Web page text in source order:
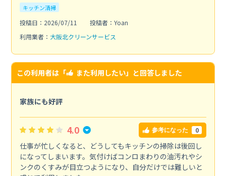
キッチン清掃
投稿日：2026/07/11
投稿者：Yoan
利用業者： 大阪北クリーンサービス
この利用者は「 また利用したい」と回答しました
家族にも好評
4.0 参考になった 0
仕事が忙しくなると、どうしてもキッチンの掃除は後回し
になってしまいます。気付けばコンロまわりの油汚れやシ
ンクのくすみが目立つようになり、自分だけでは難しいと